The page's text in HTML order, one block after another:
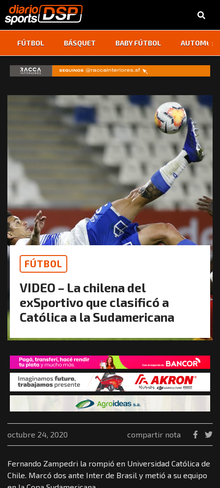
FÚTBOL BÁSQUET BABY FÚTBOL ‹ ›
FÚTBOL
VIDEO – La chilena del
exSportivo que clasificó a
Católica a la Sudamericana
octubre 24, 2020 compartir nota
Fernando Zampedri la rompió en Universidad Católica de
Chile. Marcó dos ante Inter de Brasil y metió a su equipo